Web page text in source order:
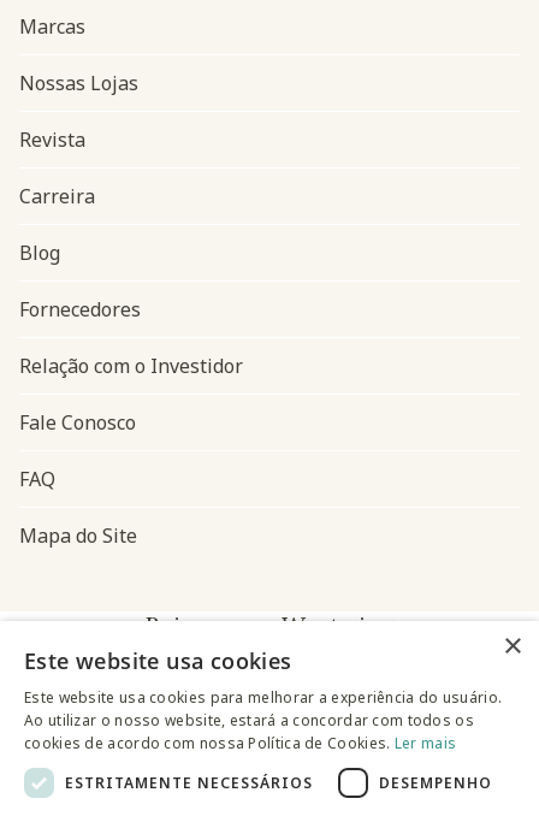
Navegação do rodapé
Marcas
Nossas Lojas
Revista
Carreira
Blog
Fornecedores
Relação com o Investidor
Fale Conosco
FAQ
Mapa do Site
Baixe o app Westwing
×
Este website usa cookies
Este website usa cookies para melhorar a experiência do usuário.
Ao utilizar o nosso website, estará a concordar com todos os
cookies de acordo com nossa Política de Cookies. Ler mais
ESTRITAMENTE NECESSÁRIOS
DESEMPENHO